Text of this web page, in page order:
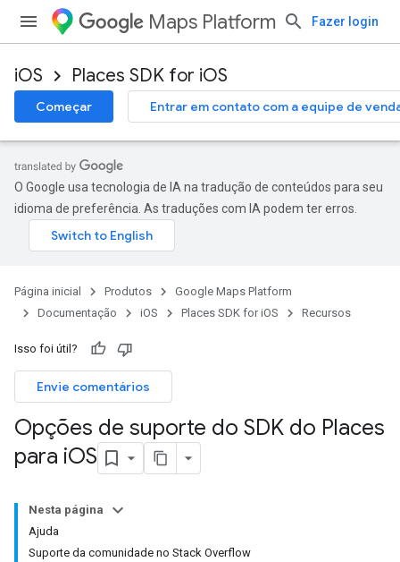
Maps Platform Fazer login
iOS Places SDK for iOS
Começar Entrar em contato com a equipe de
O Google usa tecnologia de IA na tradução de conteúdos para seu
idioma de preferência. As traduções com IA podem ter erros.
Página inicial Produtos
Google Maps Platform
Documentação
iOS Places SDK for iOS Recursos
Isso foi útil?
Envie comentários
Opções de suporte do SDK do Places
para iOS
Nesta página
Ajuda
Suporte da comunidade no Stack Overflow